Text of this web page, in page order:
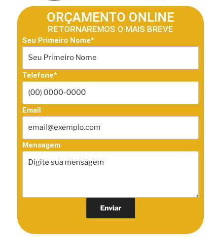
ORÇAMENTO ONLINE
RETORNAREMOS O MAIS BREVE
Seu Primeiro Nome*
Telefone*
Email
Mensagem